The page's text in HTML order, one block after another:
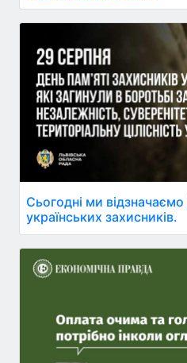
Сьогодні ми
українських захисників.